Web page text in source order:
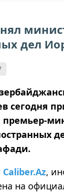
дел
сегодня
премьер-
Caliber.Az,
на